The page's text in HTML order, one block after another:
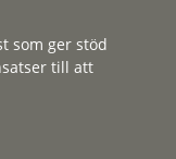
som ger stöd
till att